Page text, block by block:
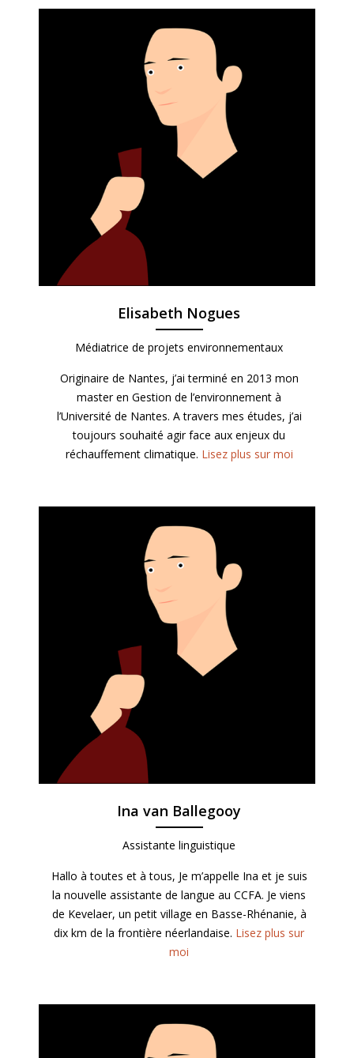
Elisabeth Nogues
Médiatrice de projets environnementaux
Originaire de Nantes, j’ai terminé en 2013 mon
master en Gestion de l’environnement à
l’Université de Nantes. A travers mes études, j’ai
toujours souhaité agir face aux enjeux du
réchauffement climatique. Lisez plus sur moi
Ina van Ballegooy
Assistante linguistique
Hallo à toutes et à tous, Je m’appelle Ina et je suis
la nouvelle assistante de langue au CCFA. Je viens
de Kevelaer, un petit village en Basse-Rhénanie, à
dix km de la frontière néerlandaise. Lisez plus sur
moi